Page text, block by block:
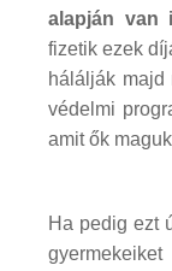
alapján van
fizetik ezek
hálálják majd
védelmi
amit ők
Ha pedig ezt